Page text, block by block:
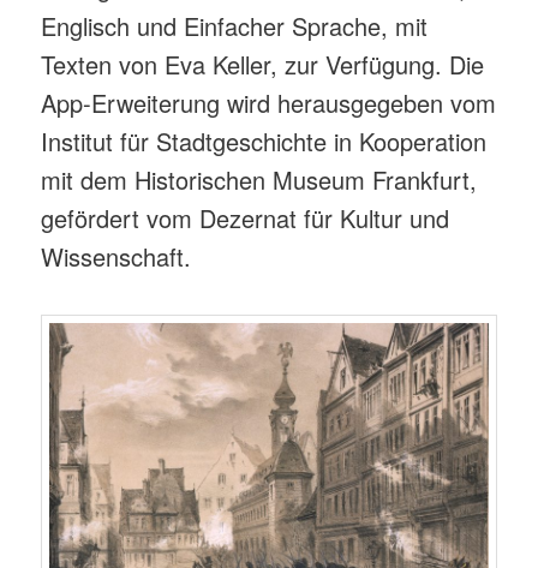
Englisch und Einfacher Sprache, mit
Texten von Eva Keller, zur Verfügung. Die
App-Erweiterung wird herausgegeben vom
Institut für Stadtgeschichte in Kooperation
mit dem Historischen Museum Frankfurt,
gefördert vom Dezernat für Kultur und
Wissenschaft.